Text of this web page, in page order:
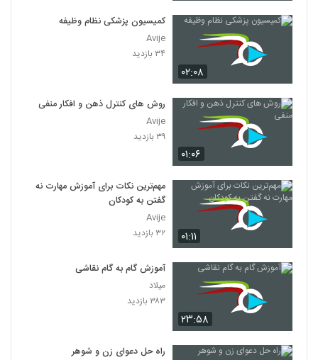
۰۲:۰۸
کمیسیون پزشکی نظام وظیفه
Avije
۳۴ بازدید
۰۱:۰۶
روش های کنترل ذهن و افکار منفی
Avije
۳۹ بازدید
۰۱:۱۱
مهم‌ترین نکات برای آموزش مهارت نه
گفتن به کودکان
Avije
۳۲ بازدید
۲۳:۵۸
آموزش گام به گام نقاشی
میلاد
۳۸۳ بازدید
راه حل دعوای زن و شوهر